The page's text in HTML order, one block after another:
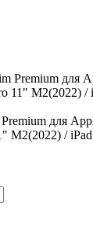
для
М2(2022) /